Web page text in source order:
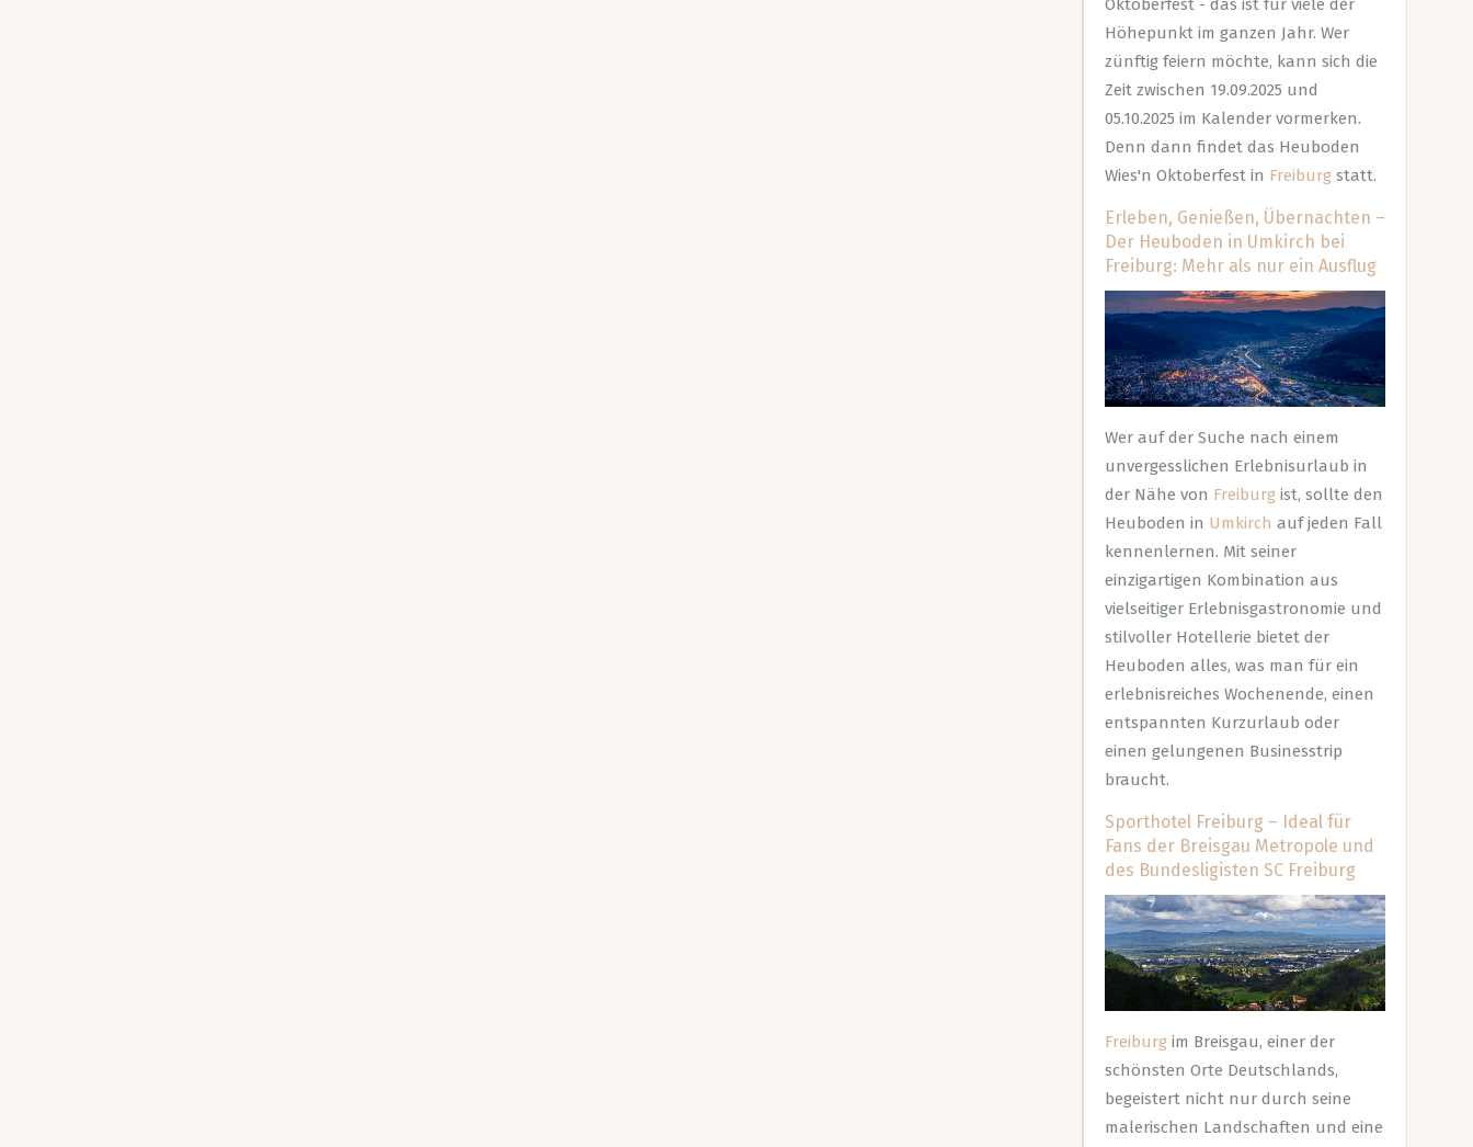
Oktoberfest - das ist für viele der
Höhepunkt im ganzen Jahr. Wer
zünftig feiern möchte, kann sich die
Zeit zwischen 19.09.2025 und
05.10.2025 im Kalender vormerken.
Denn dann findet das Heuboden
Wies'n Oktoberfest in Freiburgstatt.
Erleben, Genießen, Übernachten –
Der Heuboden in Umkirch bei
Freiburg: Mehr als nur ein Ausflug
Wer auf der Suche nach einem
unvergesslichen Erlebnisurlaub in
der Nähe von Freiburgist, sollte den
Heuboden in Umkirch auf jeden Fall
kennenlernen. Mit seiner
einzigartigen Kombination aus
vielseitiger Erlebnisgastronomie und
stilvoller Hotellerie bietet der
Heuboden alles, was man für ein
erlebnisreiches Wochenende, einen
entspannten Kurzurlaub oder
einen gelungenen Businesstrip
braucht.
Sporthotel Freiburg – Ideal für
Fans der Breisgau Metropole und
des Bundesligisten SC Freiburg
Freiburgim Breisgau, einer der
schönsten Orte Deutschlands,
begeistert nicht nur durch seine
malerischen Landschaften und eine